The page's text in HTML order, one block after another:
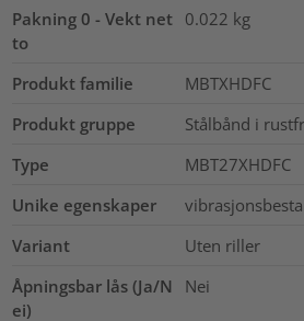
Pakning 0 - Vekt net
to
0.022 kg
Produkt familie
MBTXHDFC
Produkt gruppe
Stålbånd i
Type
MBT27XHDFC
Unike egenskaper
Variant
Uten riller
Åpningsbar lås (Ja/N
ei)
Nei